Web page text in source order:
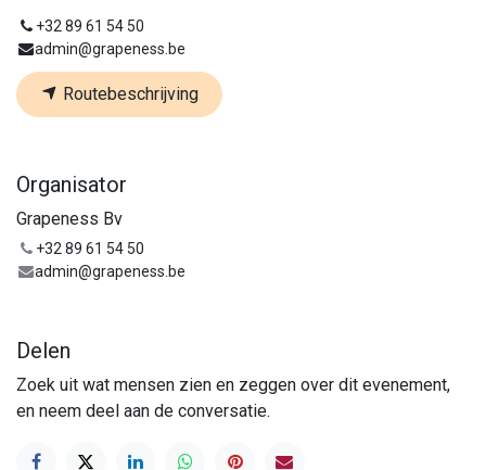
+32 89 61 54 50
admin@grapeness.be
Routebeschrijving
Organisator
Grapeness Bv
+32 89 61 54 50
admin@grapeness.be
Delen
Zoek uit wat mensen zien en zeggen over dit evenement,
en neem deel aan de conversatie.